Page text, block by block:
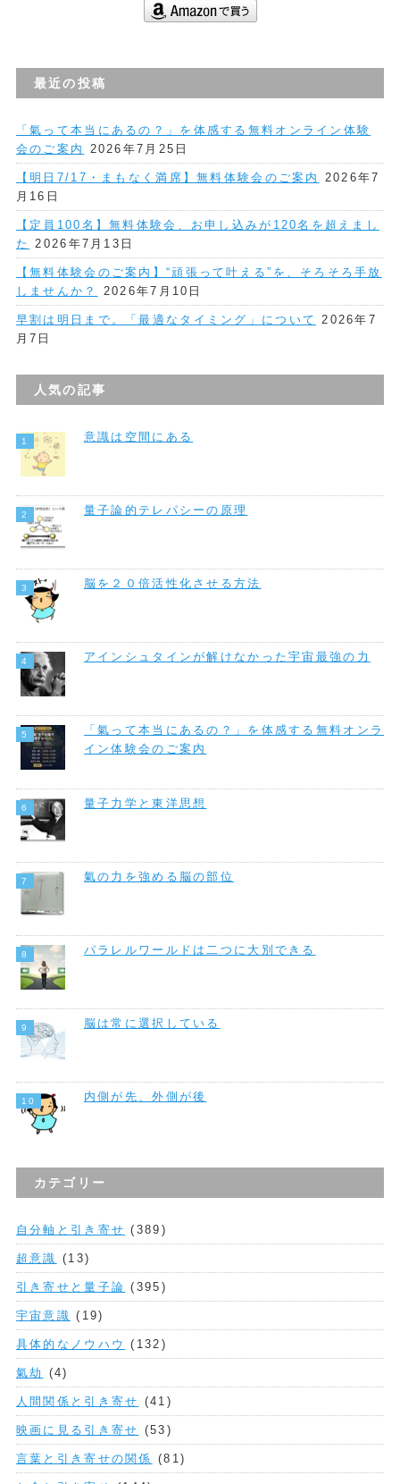
最近の投稿
「氣って本当にあるの？」を体感する無料オンライン体験
会のご案内
2026年7月25日
【明日7/17・まもなく満席】無料体験会のご案内
2026年7
月16日
【定員100名】無料体験会、お申し込みが120名を超えまし
た
2026年7月13日
【無料体験会のご案内】“頑張って叶える”を、そろそろ手放
しませんか？
2026年7月10日
早割は明日まで。「最適なタイミング」について
2026年7
月7日
人気の記事
意識は空間にある
量子論的テレパシーの原理
脳を２０倍活性化させる方法
アインシュタインが解けなかった宇宙最強の力
「氣って本当にあるの？」を体感する無料オンラ
イン体験会のご案内
量子力学と東洋思想
氣の力を強める脳の部位
パラレルワールドは二つに大別できる
脳は常に選択している
内側が先、外側が後
カテゴリー
自分軸と引き寄せ (389)
超意識 (13)
引き寄せと量子論 (395)
宇宙意識 (19)
具体的なノウハウ (132)
氣劫 (4)
人間関係と引き寄せ (41)
映画に見る引き寄せ (53)
言葉と引き寄せの関係 (81)